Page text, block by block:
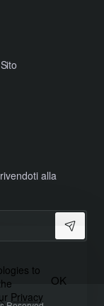
to
Privacy
OK
alla